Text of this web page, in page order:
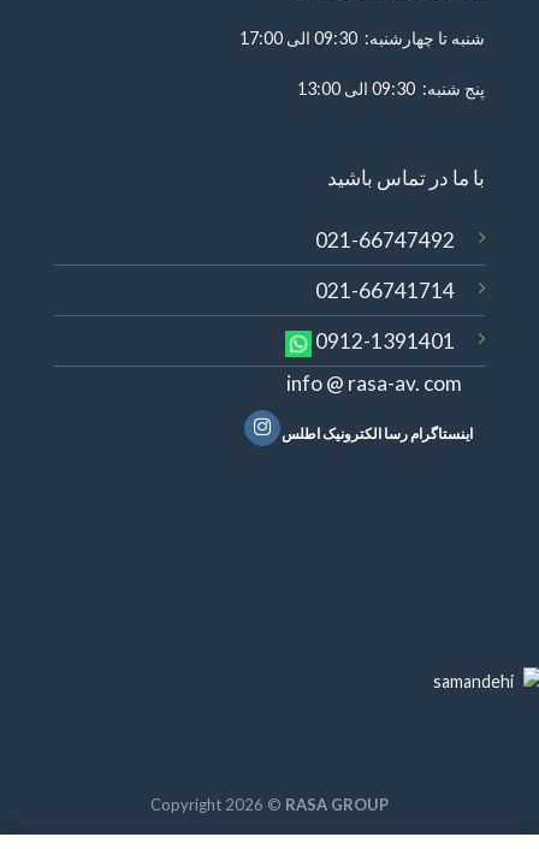
شنبه تا چهارشنبه: 09:30 الی 17:00
پنج شنبه: 09:30 الی 13:00
با ما در تماس باشید
021-66747492
021-66741714
0912-1391401
info @ rasa-av. com
اینستاگرام رسا الکترونیک اطلس
Copyright 2026 © RASA GROUP